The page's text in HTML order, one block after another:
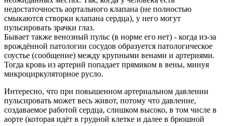
недостаточность аортального клапана (не полностью
смыкаются створки клапана сердца), у него могут
пульсировать зрачки глаз.
Бывает также венозный пульс (в норме его нет) - когда из-за
врождённой патологии сосудов образуется патологическое
соустье (сообщение) между крупными венами и артериями.
Тогда кровь из артерий попадает прямиком в вены, минуя
микроциркуляторное русло.
Интересно, что при повышенном артериальном давлении
пульсировать может весь живот, потому что давление,
создаваемое работой сердца, слишком высоко, в том числе в
аорте (которая идёт в грудной клетке и далее в брюшной